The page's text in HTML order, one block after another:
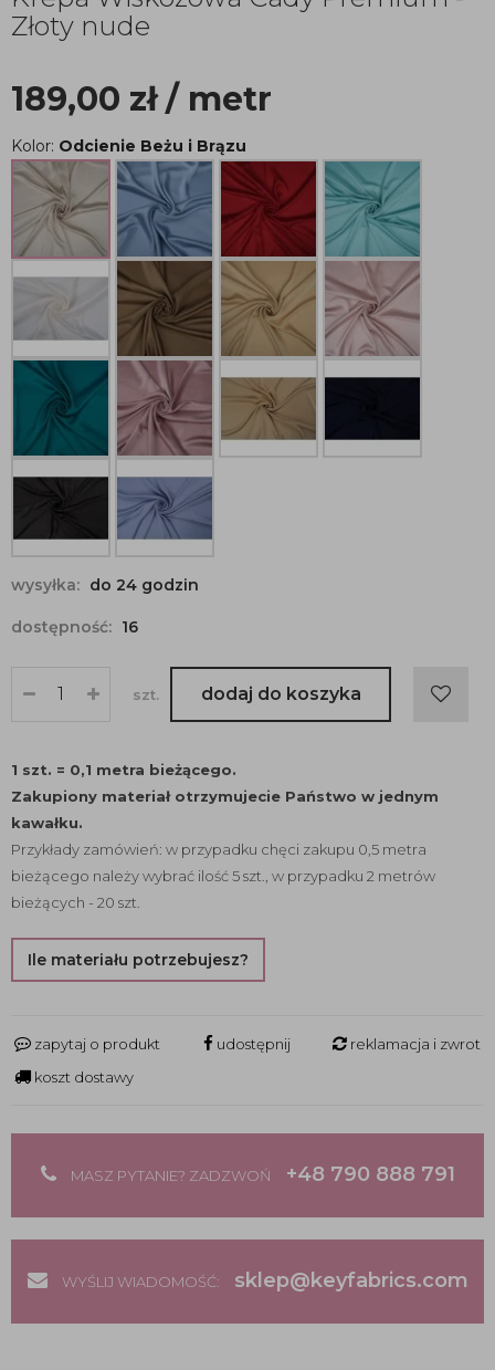
Złoty nude
189,00 zł/ metr
Kolor: Odcienie Beżu i Brązu
wysyłka: do 24 godzin
dostępność: 16
szt. dodaj do koszyka
1 szt. = 0,1 metra bieżącego.
Zakupiony materiał otrzymujecie Państwo w jednym
kawałku.
Przykłady zamówień: w przypadku chęci zakupu 0,5 metra
bieżącego należy wybrać ilość 5 szt., w przypadku 2 metrów
bieżących - 20 szt.
Ile materiału potrzebujesz?
zapytaj o produkt udostępnij
reklamacja i zwrot
koszt dostawy
MASZ PYTANIE? ZADZWOŃ +48 790 888 791
WYŚLIJ WIADOMOŚĆ: sklep@keyfabrics.com